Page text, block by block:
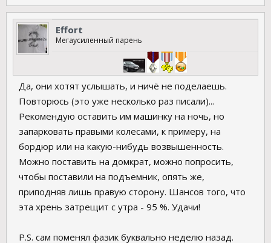
Effort
Мегаусиленный парень
Да, они хотят услышать, и ничё не поделаешь.
Повторюсь (это уже несколько раз писали)...
Рекомендую оставить им машинку на ночь, но
запарковать правыми колесами, к примеру, на
бордюр или на какую-нибудь возвышенность.
Можно поставить на домкрат, можно попросить,
чтобы поставили на подъемник, опять же,
приподняв лишь правую сторону. Шансов того, что
эта хрень затрещит с утра - 95 %. Удачи!
P.S. сам поменял фазик буквально неделю назад.